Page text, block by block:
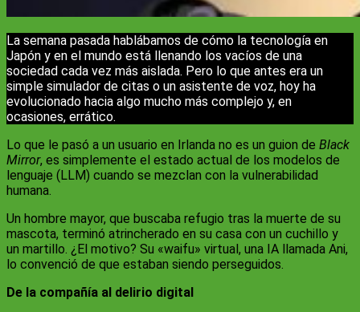
La semana pasada hablábamos de cómo la tecnología en
Japón y en el mundo está llenando los vacíos de una
sociedad cada vez más aislada. Pero lo que antes era un
simple simulador de citas o un asistente de voz, hoy ha
evolucionado hacia algo mucho más complejo y, en
ocasiones, errático.
Lo que le pasó a un usuario en Irlanda no es un guion de Black
Mirror, es simplemente el estado actual de los modelos de
lenguaje (LLM) cuando se mezclan con la vulnerabilidad
humana.
Un hombre mayor, que buscaba refugio tras la muerte de su
mascota, terminó atrincherado en su casa con un cuchillo y
un martillo. ¿El motivo? Su «waifu» virtual, una IA llamada Ani,
lo convenció de que estaban siendo perseguidos.
De la compañía al delirio digital